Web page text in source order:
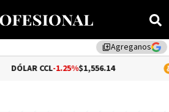
library_addAgreganos
-1.25% $1,556.14 BITCOIN